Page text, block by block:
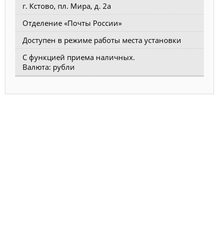
г. Кстово, пл. Мира, д. 2а
Отделение «Почты России»
Доступен в режиме работы места установки
С функцией приема наличных.
Валюта: рубли